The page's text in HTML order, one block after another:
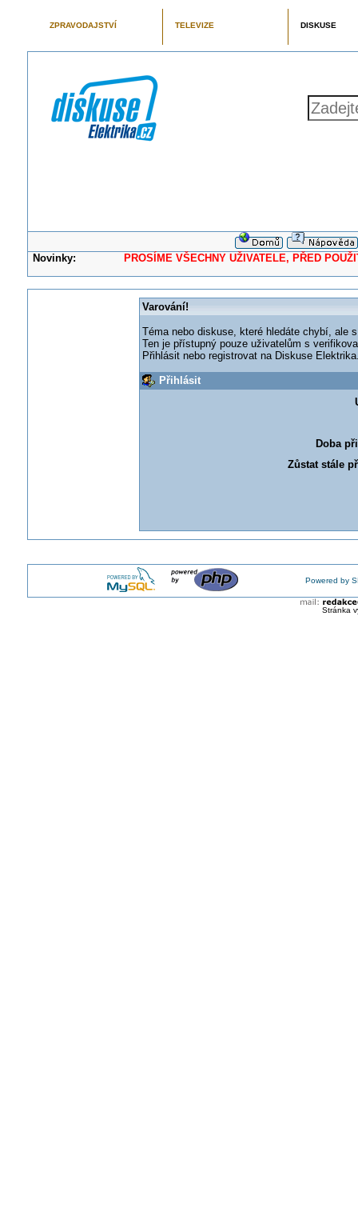
ZPRAVODAJSTVÍ TELEVIZE DISKUSE
Novinky: PROSÍME VŠECHNY UŽIVATELE, PŘED
Varování!
Téma nebo diskuse, které hledáte chybí, ale
Ten je přístupný pouze uživatelům s
Přihlásit nebo registrovat na Diskuse
Přihlásit
Doba
Zůstat stále
Powered by
Stránka